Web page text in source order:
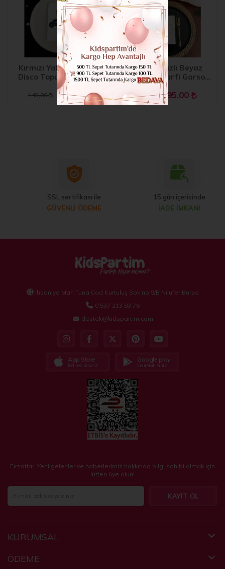
Kırmızı Yaldızlı Beyaz
Disco Topu Peçete 16
Adet
145,00 95,00
Gold Yaldızlı Beyaz
Çelenkli İ Harfi Garson
Peçete 16 Adet
145,00 95,00
SSL sertifikası ile
GÜVENLİ ÖDEME
15 gün içerisinde
İADE İMKANI
İhsaniye Mah Tuna Cad Kurtuluş Sok no:9/B Nilüfer Bursa
0 537 213 83 76
destek@kidspartim.com
App Store
İndirebilirsiniz
Google play
İndirebilirsiniz
Fırsatlar, Yeni gelenler ve haberlerimiz hakkında bilgi sahibi olmak için
lütfen üye olun!
KAYIT OL
KURUMSAL
ÖDEME